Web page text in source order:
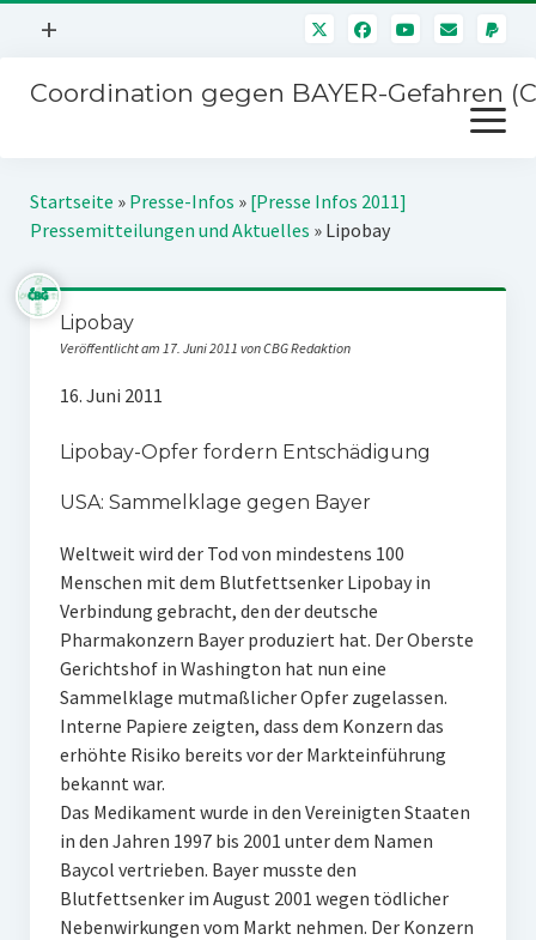
Menü
+
Mitmachen
Über uns
Kontakt
Impressum
Coordination gegen BAYER-Gefahren
Menü
öffnen
Kampagnen
Stichwort BAYER
Jahrestagung
SPENDEN
Startseite » Presse-Infos » [Presse Infos 2011]
Pressemitteilungen und Aktuelles » Lipobay
Lipobay
Veröffentlicht am 17. Juni 2011 von CBG Redaktion
16. Juni 2011
Lipobay-Opfer fordern Entschädigung
USA: Sammelklage gegen Bayer
Weltweit wird der Tod von mindestens 100
Menschen mit dem Blutfettsenker Lipobay in
Verbindung gebracht, den der deutsche
Pharmakonzern Bayer produziert hat. Der Oberste
Gerichtshof in Washington hat nun eine
Sammelklage mutmaßlicher Opfer zugelassen.
Interne Papiere zeigten, dass dem Konzern das
erhöhte Risiko bereits vor der Markteinführung
bekannt war.
Das Medikament wurde in den Vereinigten Staaten
in den Jahren 1997 bis 2001 unter dem Namen
Baycol vertrieben. Bayer musste den
Blutfettsenker im August 2001 wegen tödlicher
Nebenwirkungen vom Markt nehmen. Der Konzern